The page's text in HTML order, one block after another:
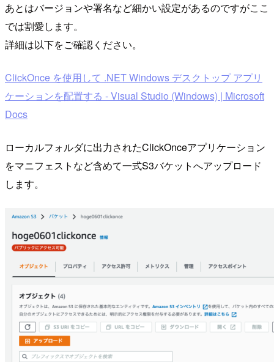
あとはバージョンや署名など細かい設定があるのですがここ
では割愛します。
詳細は以下をご確認ください。
ClickOnce を使用して .NET Windows デスクトップ アプリ
ケーションを配置する - Visual Studio (Windows) | Microsoft
Docs
ローカルフォルダに出力されたClickOnceアプリケーション
をマニフェストなど含めて一式S3バケットへアップロード
します。